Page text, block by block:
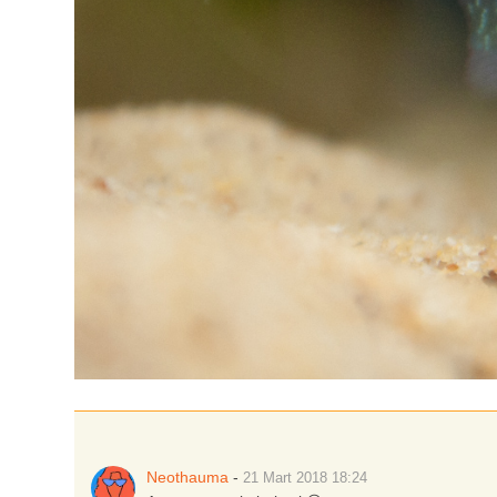
Neothauma- 21 Mart 2018 18:24